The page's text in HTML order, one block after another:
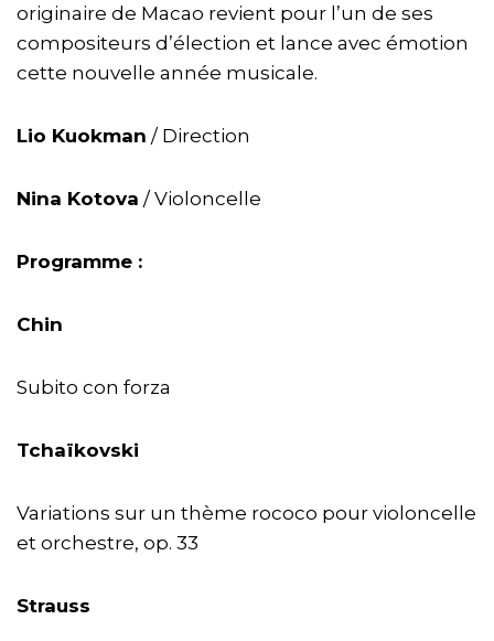
originaire de Macao revient pour l’un de ses
compositeurs d’élection et lance avec émotion
cette nouvelle année musicale.
Lio Kuokman / Direction
Nina Kotova / Violoncelle
Programme :
Chin
Subito con forza
Tchaïkovski
Variations sur un thème rococo pour violoncelle
et orchestre, op. 33
Strauss